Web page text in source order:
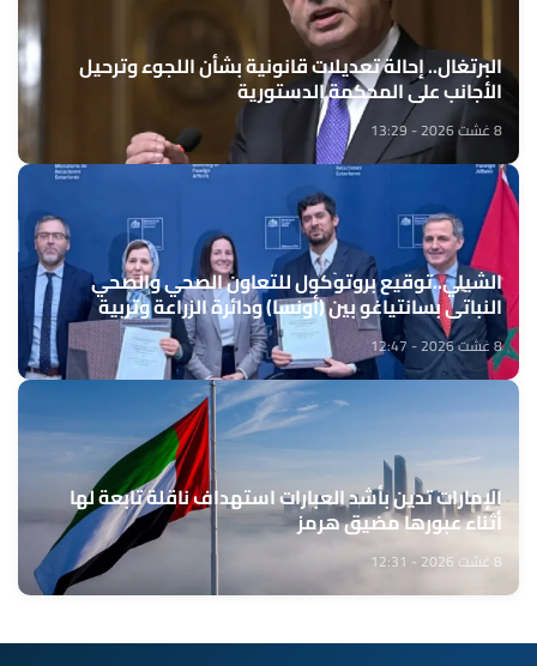
البرتغال.. إحالة تعديلات قانونية بشأن اللجوء وترحيل
الأجانب على المحكمة الدستورية
8 غشت 2026 - 13:29
الشيلي..توقيع بروتوكول للتعاون الصحي والصحي
النباتي بسانتياغو بين (أونسا) ودائرة الزراعة وتربية
المواشي8 غشت 2026 - 12:47
الإمارات تدين بأشد العبارات استهداف ناقلة تابعة لها
أثناء عبورها مضيق هرمز
8 غشت 2026 - 12:31